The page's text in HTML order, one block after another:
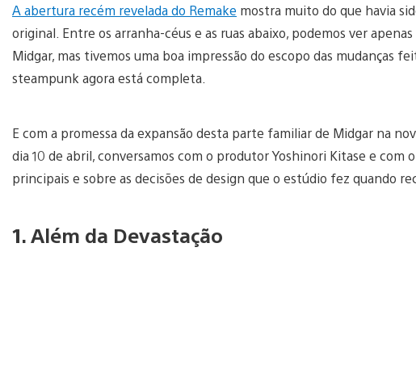
A abertura recém revelada do Remake mostra muito do que havia
original. Entre os arranha-céus e as ruas abaixo, podemos ver
Midgar, mas tivemos uma boa impressão do escopo das mudanças
steampunk agora está completa.
E com a promessa da expansão desta parte familiar de Midgar na
dia 10 de abril, conversamos com o produtor Yoshinori Kitase e com
principais e sobre as decisões de design que o estúdio fez quando
1. Além da Devastação